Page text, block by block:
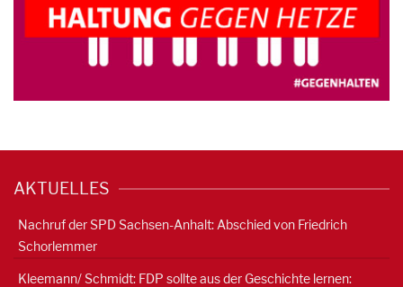
AKTUELLES
Nachruf der SPD Sachsen-Anhalt: Abschied von Friedrich
Schorlemmer
Kleemann/ Schmidt: FDP sollte aus der Geschichte lernen: